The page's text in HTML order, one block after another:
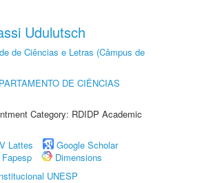
Udulutsch
de Ciências e Letras (Câmpus de
DE CIÊNCIAS
Category: RDIDP Academic
Lattes
Google Scholar
Fapesp
Dimensions
UNESP